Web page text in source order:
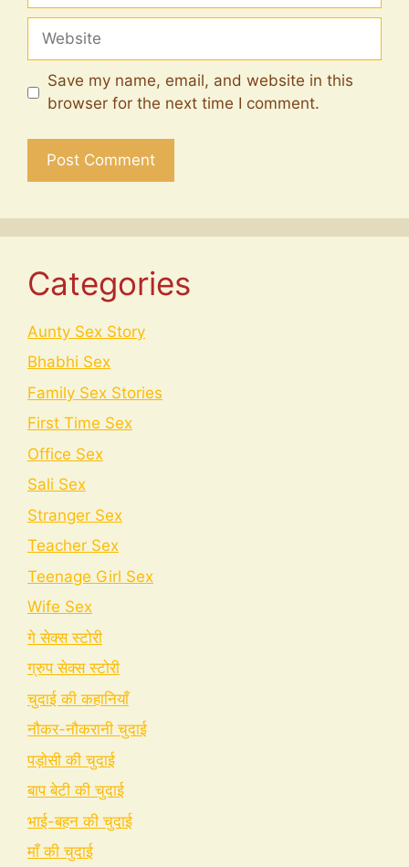
Website
Save my name, email, and website in this
browser for the next time I comment.
Categories
Aunty Sex Story
Bhabhi Sex
Family Sex Stories
First Time Sex
Office Sex
Sali Sex
Stranger Sex
Teacher Sex
Teenage Girl Sex
Wife Sex
गे सेक्स स्टोरी
ग्रुप सेक्स स्टोरी
चुदाई की कहानियाँ
नौकर-नौकरानी चुदाई
पड़ोसी की चुदाई
बाप बेटी की चुदाई
भाई-बहन की चुदाई
माँ की चुदाई